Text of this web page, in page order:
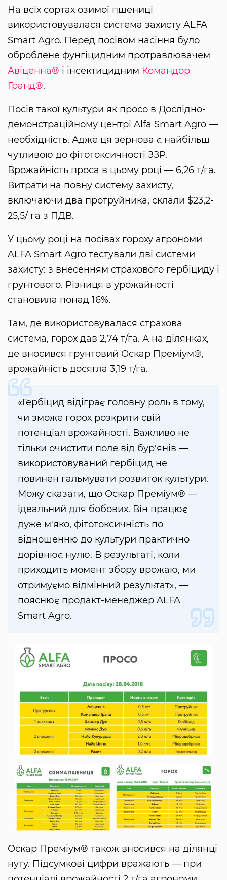
На всіх сортах озимої пшениці
використовувалася система захисту ALFA
Smart Agro. Перед посівом насіння було
оброблене фунгіцидним протравлювачем
Авіценна® і інсектицидним Командор
Гранд®.
Посів такої культури як просо в Дослідно-
демонстраційному центрі Alfa Smart Agro —
необхідність. Адже ця зернова є найбільш
чутливою до фітотоксичності ЗЗР.
Врожайність проса в цьому році — 6,26 т/га.
Витрати на повну систему захисту,
включаючи два протруйника, склали $23,2-
25,5/ га з ПДВ.
У цьому році на посівах гороху агрономи
ALFA Smart Agro тестували дві системи
захисту: з внесенням страхового гербіциду і
грунтового. Різниця в урожайності
становила понад 16%.
Там, де використовувалася страхова
система, горох дав 2,74 т/га. А на ділянках,
де вносився грунтовий Оскар Преміум®,
врожайність досягла 3,19 т/га.
«Гербіцид відіграє головну роль в тому,
чи зможе горох розкрити свій
потенціал врожайності. Важливо не
тільки очистити поле від бур'янів —
використовуваний гербіцид не
повинен гальмувати розвиток культури.
Можу сказати, що Оскар Преміум® —
ідеальний для бобових. Він працює
дуже м'яко, фітотоксичність по
відношенню до культури практично
дорівнює нулю. В результаті, коли
приходить момент збору врожаю, ми
отримуємо відмінний результат», —
пояснює продакт-менеджер ALFA
Smart Agro.
Оскар Преміум® також вносився на ділянці
нуту. Підсумкові цифри вражають — при